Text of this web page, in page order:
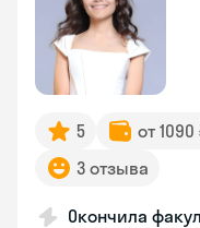
5 от
3 отзыва
Окончила